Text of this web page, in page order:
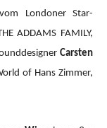
Londoner Star-
ADDAMS FAMILY,
Carsten
of Hans Zimmer,